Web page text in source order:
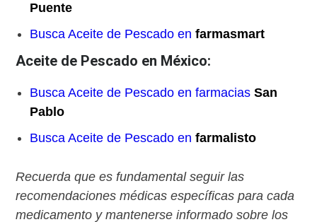
Puente
Busca Aceite de Pescado enfarmasmart
Aceite de Pescado en México:
Busca Aceite de Pescado en farmaciasSan
Pablo
Busca Aceite de Pescado enfarmalisto
Recuerda que es fundamental seguir las
recomendaciones médicas específicas para cada
medicamento y mantenerse informado sobre los